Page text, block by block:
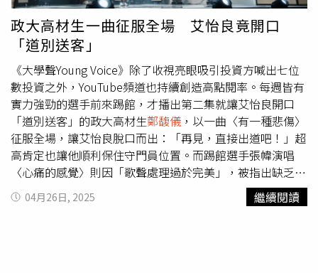
「ELL&s、HUR+、babyMINT、BIDO曾愷妤、艾薇、李芷
婷、鄭馥儀 」、「吳汶芳、柯泯薰、郭家瑋」，還有網友不
忍表示：「對不起但我真的很想知道，你們公司是有什麼詛
咒嗎？」
政大高材生一曲征服全場 艾怡良竟開口
「道別送客」
《大學聲Young Voice》除了收視亮眼吸引投資方喊出七位
數投資之外，YouTube頻道也持續創造高點閱率。每週皆有
實力強勁的選手前來踢館，才播出第二集就讓艾怡良開口
「道別送客」的政大高材生鄭馥儀 ，以一曲〈有一種悲傷〉
征服全場，讓艾怡良脫口而出：「再見，直接出道吧！」超
高肯定也讓他順利保住守門員位置。而踢館選手張幃演唱
〈心痛的感覺〉則因「歌聲處理過於完美」，被指出缺乏歌
曲的真摯韻味，最終未能通過踢館考驗，擔任評審的張清芳
也為此特地開金口現場示範，讓學員們收穫頗豐。第二集播
04月26日, 2025 繼續閱讀